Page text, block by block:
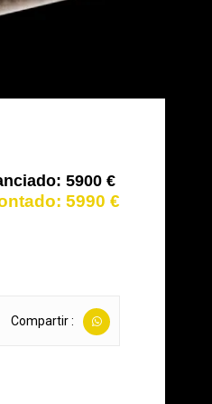
5900 €
5990 €
Compartir :